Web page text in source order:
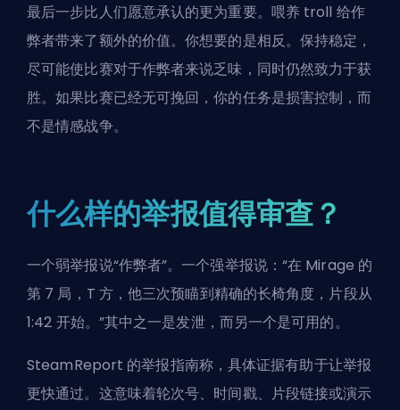
最后一步比人们愿意承认的更为重要。喂养 troll 给作
弊者带来了额外的价值。你想要的是相反。保持稳定，
尽可能使比赛对于作弊者来说乏味，同时仍然致力于获
胜。如果比赛已经无可挽回，你的任务是损害控制，而
不是情感战争。
什么样的举报值得审查？
一个弱举报说“作弊者”。一个强举报说：“在 Mirage 的
第 7 局，T 方，他三次预瞄到精确的长椅角度，片段从
1:42 开始。”其中之一是发泄，而另一个是可用的。
SteamReport 的举报指南称，具体证据有助于让举报
更快通过。这意味着轮次号、时间戳、片段链接或演示